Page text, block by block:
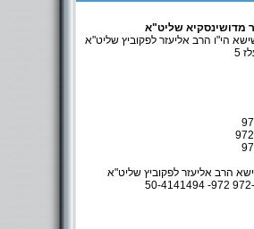
מדושינסקיא שליט"א
הי"ו הרב אליעזר לפקוביץ שליט"א
5
הרב אליעזר לפקוביץ שליט"א
972-50-